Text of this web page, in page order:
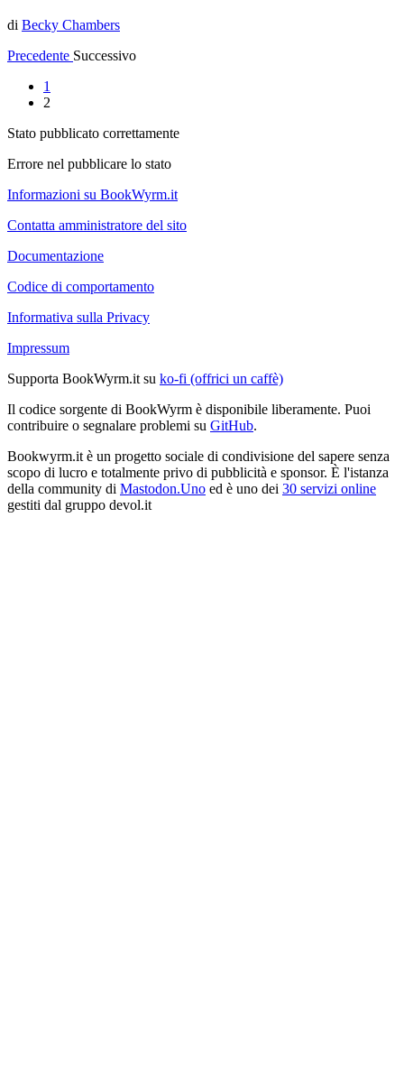
di Becky Chambers
Precedente Successivo
1
2
Stato pubblicato correttamente
Errore nel pubblicare lo stato
Informazioni su BookWyrm.it
Contatta amministratore del sito
Documentazione
Codice di comportamento
Informativa sulla Privacy
Impressum
Supporta BookWyrm.it su ko-fi (offrici un caffè)
Il codice sorgente di BookWyrm è disponibile liberamente. Puoi
contribuire o segnalare problemi su GitHub.
Bookwyrm.it è un progetto sociale di condivisione del sapere senza
scopo di lucro e totalmente privo di pubblicità e sponsor. È l'istanza
della community di Mastodon.Uno ed è uno dei 30 servizi online
gestiti dal gruppo devol.it